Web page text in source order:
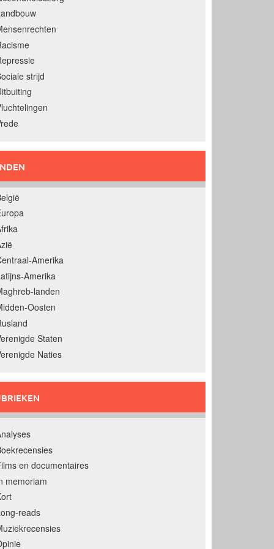
strijd
Amerika
Amerika
landen
Oosten
Staten
Naties
en documentaires
memoriam
reads